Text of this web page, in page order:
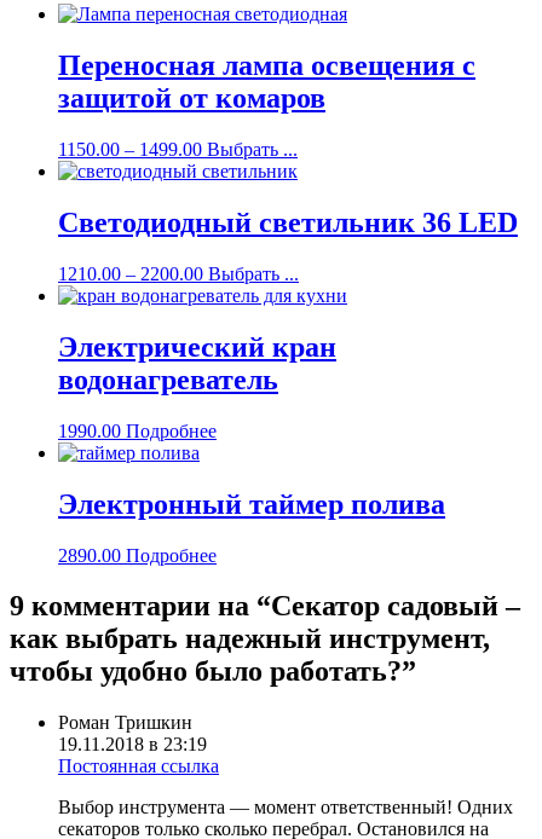
Переносная лампа освещения с
защитой от комаров
1150.00 – 1499.00 Выбрать ...
Светодиодный светильник 36 LED
1210.00 – 2200.00 Выбрать ...
Электрический кран
водонагреватель
1990.00 Подробнее
Электронный таймер полива
2890.00 Подробнее
9 комментарии на “Секатор садовый –
как выбрать надежный инструмент,
чтобы удобно было работать?”
Роман Тришкин
19.11.2018 в 23:19
Постоянная ссылка
Выбор инструмента — момент ответственный! Одних
секаторов только сколько перебрал. Остановился на